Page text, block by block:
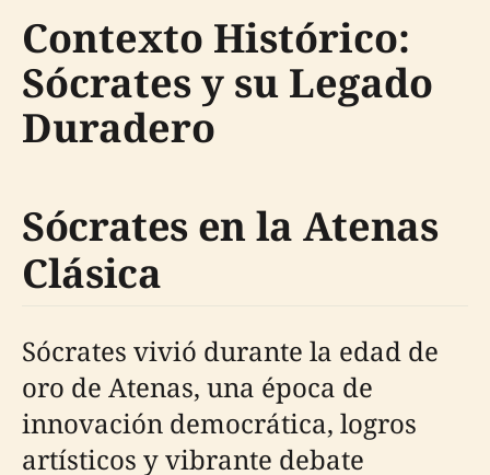
Contexto Histórico:
Sócrates y su Legado
Duradero
Sócrates en la Atenas
Clásica
Sócrates vivió durante la edad de
oro de Atenas, una época de
innovación democrática, logros
artísticos y vibrante debate